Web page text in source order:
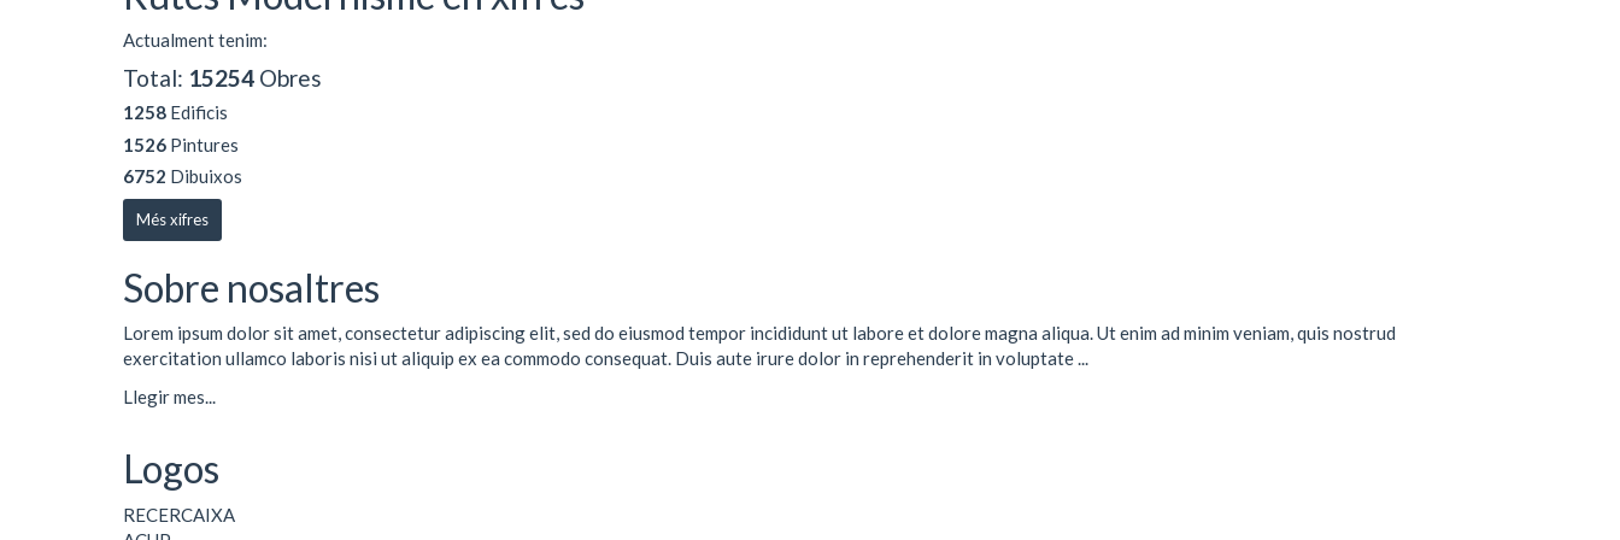
Actualment tenim:
Total: 15254 Obres
1258 Edificis
1526 Pintures
6752 Dibuixos
Més xifres
Sobre nosaltres
Lorem ipsum dolor sit amet, consectetur adipiscing elit, sed do eiusmod tempor incididunt ut labore et dolore magna aliqua. Ut enim ad minim veniam, quis nostrud
exercitation ullamco laboris nisi ut aliquip ex ea commodo consequat. Duis aute irure dolor in reprehenderit in voluptate ...
Llegir mes...
Logos
RECERCAIXA